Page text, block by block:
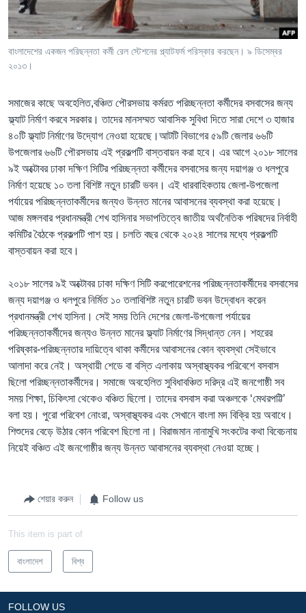
Learning English
অন্য ভাষায় ওয়েব সাইট
বাংলাদেশের একজন পরিছন্নতা কর্মী রেল স্টেশনের প্ল্যাটফর্ম পরিস্কার করছেন। ৯ ডিসেম্বর
২০১৩।
সমাজের কাছে অবহেলিত,বঞ্চিত পৌরসভায় কর্মরত পরিচ্ছন্নতা কর্মীদের বসবাসের জন্য
ফ্ল্যাট নির্মাণ করবে সরকার। তাদের মানসম্মত আবাসিক সুবিধা দিতে সারা দেশে ৩ হাজার
৪০টি ফ্ল্যাট নির্মাণের উদ্যোগ নেওয়া হয়েছে।আটটি বিভাগের ৫৯টি জেলার ৬৬টি
উপজেলার ৬৬টি পৌরসভায় এই প্রকল্পটি বাস্তবায়ন করা হবে। এর আগে ২০১৮ সালের
৯ই অক্টোবর ঢাকা দক্ষিণ সিটির পরিচ্ছন্নতা কর্মীদের বসবাসের জন্য দয়াগঞ্জ ও ধলপুরে
নির্মাণ হয়েছে ১০ তলা বিশিষ্ট নতুন চারটি ভবন। এই ধারবাহিকতায় জেলা-উপজেলা
পর্যায়ের পরিচ্ছন্নতাকর্মীদের জন্যও উন্নত মানের আবাসনের ব্যবস্থা করা হয়েছে।
আজ মঙ্গলবার প্রধানমন্ত্রী শেখ হাসিনার সভাপতিত্বে জাতীয় অর্থনৈতিক পরিষদের নির্বাহী
কমিটির বৈঠকে প্রকল্পটি পাশ হয়। চলতি বছর থেকে ২০২৪ সালের মধ্যে প্রকল্পটি
বাস্তবায়ন করা হবে।
২০১৮ সালের ৯ই অক্টোবর ঢাকা দক্ষিণ সিটি করপোরেশনের পরিচ্ছন্নতাকর্মীদের বসবাসের
জন্য দয়াগঞ্জ ও ধলপুরে নির্মিত ১০ তলাবিশিষ্ট নতুন চারটি ভবন উদ্বোধন করেন
প্রধানমন্ত্রী শেখ হাসিনা। সেই সময় তিনি দেশের জেলা-উপজেলা পর্যায়ের
পরিচ্ছন্নতাকর্মীদের জন্যও উন্নত মানের ফ্ল্যাট নির্মাণের সিদ্ধান্ত নেন। শহরের
পরিষ্কার-পরিচ্ছন্নতার দায়িত্বে থাকা কর্মীদের আবাসনের কোন ব্যবস্থা সেইভাবে
আলাদা করে নেই। অস্থায়ী শেডে বা বস্তি এলাকায় অস্বাস্থ্যকর পরিবেশে বসবাস
ছিলো পরিচ্ছন্নতাকর্মীদের। সমাজে অবহেলিত সুবিধাবঞ্চিত দরিদ্র এই জনগোষ্ঠী সব
সময় শিক্ষা, চিকিৎসা থেকেও বঞ্চিত ছিলো। তাদের বসবাস করা অঞ্চলকে ‘মেথরপট্টি’
বলা হয়। পুরো পরিবেশ নোংরা, অস্বাস্থ্যকর এবং সেখানে বাংলা মদ বিক্রি হয় অবাধে।
শিশুদের বেড়ে উঠার কোন পরিবেশ ছিলো না। বিরাজমান নানামুখি সংকটের কথা বিবেচনায়
নিয়েই বঞ্চিত এই জনগোষ্ঠীর জন্য উন্নত আবাসনের ব্যবস্থা নেওয়া হচ্ছে।
শেয়ার করুন Follow us
This item is part of
বাংলাদেশ বিশ্ব
FOLLOW US